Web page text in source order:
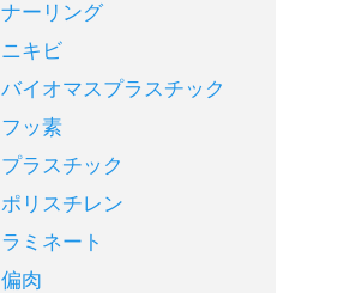
ナーリング
ニキビ
バイオマスプラスチック
フッ素
プラスチック
ポリスチレン
ラミネート
偏肉